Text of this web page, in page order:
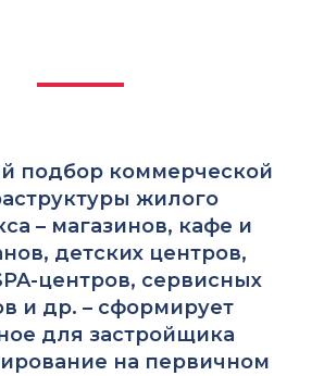
подбор коммерческой
жилого
– магазинов, кафе и
детских центров,
центров, сервисных
и др. – сформирует
для застройщика
на первичном